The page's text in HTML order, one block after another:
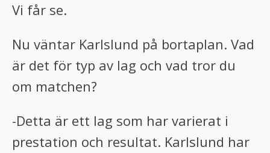
Vi får se.
Nu väntar Karlslund på bortaplan. Vad
är det för typ av lag och vad tror du
om matchen?
-Detta är ett lag som har varierat i
prestation och resultat. Karlslund har